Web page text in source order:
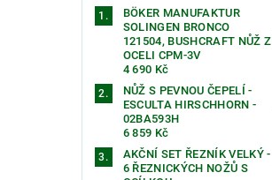
BÖKER MANUFAKTUR
SOLINGEN BRONCO
121504, BUSHCRAFT NŮŽ Z
OCELI CPM-3V
4 690 Kč
NŮŽ S PEVNOU ČEPELÍ -
ESCULTA HIRSCHHORN -
02BA593H
6 859 Kč
AKČNÍ SET ŘEZNÍK VELKÝ -
6 ŘEZNICKÝCH NOŽŮ S